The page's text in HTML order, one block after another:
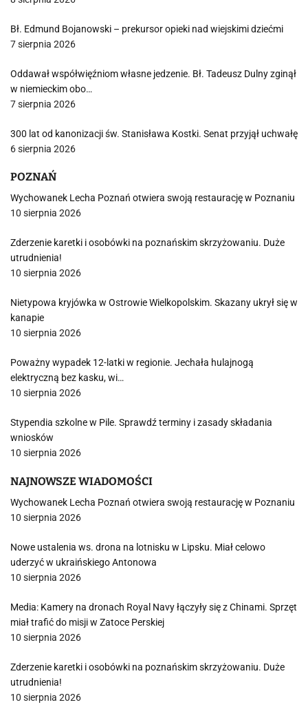
Bł. Edmund Bojanowski – prekursor opieki nad wiejskimi dziećmi
7 sierpnia 2026
Oddawał współwięźniom własne jedzenie. Bł. Tadeusz Dulny zginął
w niemieckim obo…
7 sierpnia 2026
300 lat od kanonizacji św. Stanisława Kostki. Senat przyjął uchwałę
6 sierpnia 2026
POZNAŃ
Wychowanek Lecha Poznań otwiera swoją restaurację w Poznaniu
10 sierpnia 2026
Zderzenie karetki i osobówki na poznańskim skrzyżowaniu. Duże
utrudnienia!
10 sierpnia 2026
Nietypowa kryjówka w Ostrowie Wielkopolskim. Skazany ukrył się w
kanapie
10 sierpnia 2026
Poważny wypadek 12-latki w regionie. Jechała hulajnogą
elektryczną bez kasku, wi…
10 sierpnia 2026
Stypendia szkolne w Pile. Sprawdź terminy i zasady składania
wniosków
10 sierpnia 2026
NAJNOWSZE WIADOMOŚCI
Wychowanek Lecha Poznań otwiera swoją restaurację w Poznaniu
10 sierpnia 2026
Nowe ustalenia ws. drona na lotnisku w Lipsku. Miał celowo
uderzyć w ukraińskiego Antonowa
10 sierpnia 2026
Media: Kamery na dronach Royal Navy łączyły się z Chinami. Sprzęt
miał trafić do misji w Zatoce Perskiej
10 sierpnia 2026
Zderzenie karetki i osobówki na poznańskim skrzyżowaniu. Duże
utrudnienia!
10 sierpnia 2026